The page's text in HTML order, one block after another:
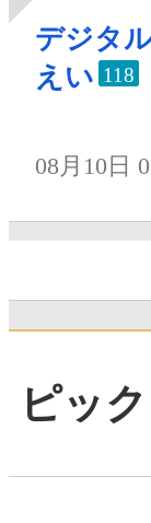
デジタ
えい 118
08月10日
ピッ